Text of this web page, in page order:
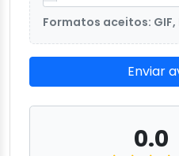
Formatos aceitos: GIF,
Enviar
0.0